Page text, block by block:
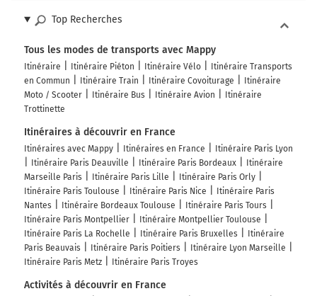
Top Recherches
Tous les modes de transports avec Mappy
Itinéraire Itinéraire Piéton Itinéraire Vélo
Itinéraire Transports
en Commun
Itinéraire Train Itinéraire Covoiturage
Itinéraire
Moto / Scooter
Itinéraire Bus Itinéraire Avion
Itinéraire
Trottinette
Itinéraires à découvrir en France
Itinéraires avec Mappy Itinéraires en France
Itinéraire Paris Lyon
Itinéraire Paris Deauville
Itinéraire Paris Bordeaux
Itinéraire
Marseille Paris
Itinéraire Paris Lille
Itinéraire Paris Orly
Itinéraire Paris Toulouse
Itinéraire Paris Nice
Itinéraire Paris
Nantes
Itinéraire Bordeaux Toulouse
Itinéraire Paris Tours
Itinéraire Paris Montpellier
Itinéraire Montpellier Toulouse
Itinéraire Paris La Rochelle
Itinéraire Paris Bruxelles
Itinéraire
Paris Beauvais
Itinéraire Paris Poitiers
Itinéraire Lyon Marseille
Itinéraire Paris Metz
Itinéraire Paris Troyes
Activités à découvrir en France